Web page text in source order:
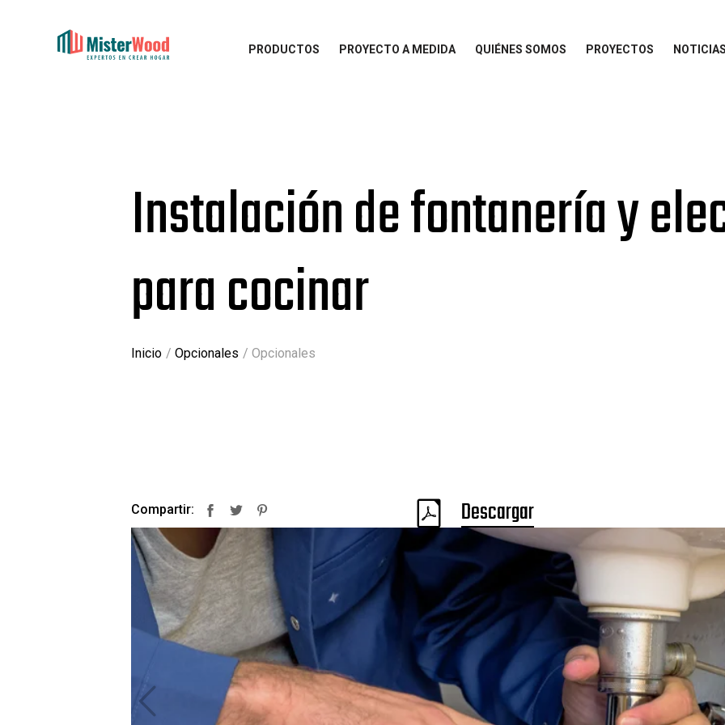
PRODUCTOS PROYECTO A MEDIDA QUIÉNES SOMOS PROYECTOS
Instalación de fontanería y
para cocinar
Inicio Opcionales Opcionales
Compartir:
Facebook
TwitterPinterest Descargar